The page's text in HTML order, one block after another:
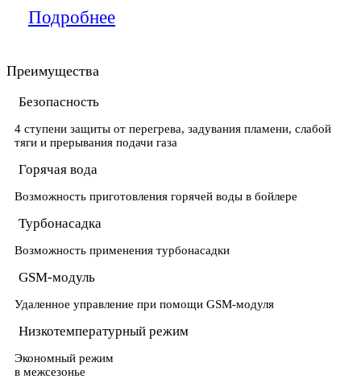
Подробнее
Преимущества
Безопасность
4 ступени защиты от перегрева, задувания пламени, слабой
тяги и прерывания подачи газа
Горячая вода
Возможность приготовления горячей воды в бойлере
Турбонасадка
Возможность применения турбонасадки
GSM-модуль
Удаленное управление при помощи GSM-модуля
Низкотемпературный режим
Экономный режим
в межсезонье